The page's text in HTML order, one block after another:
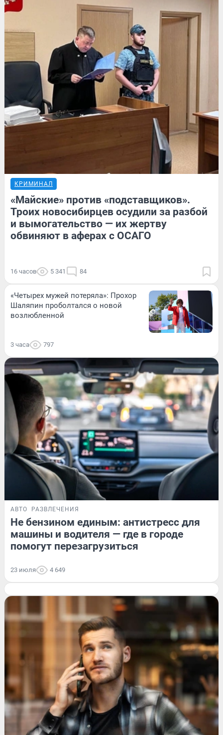
КРИМИНАЛ
«Майские» против «подставщиков».
Троих новосибирцев осудили за разбой
и вымогательство — их жертву
обвиняют в аферах с ОСАГО
16 часов 5 341 84
«Четырех мужей потеряла»: Прохор
Шаляпин проболтался о новой
возлюбленной
3 часа 797
АВТО РАЗВЛЕЧЕНИЯ
Не бензином единым: антистресс для
машины и водителя — где в городе
помогут перезагрузиться
23 июля 4 649